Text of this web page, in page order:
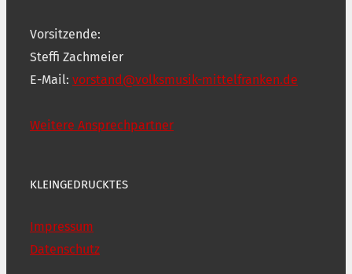
Vorsitzende:
Steffi Zachmeier
E-Mail: vorstand@volksmusik-mittelfranken.de
Weitere Ansprechpartner
KLEINGEDRUCKTES
Impressum
Datenschutz